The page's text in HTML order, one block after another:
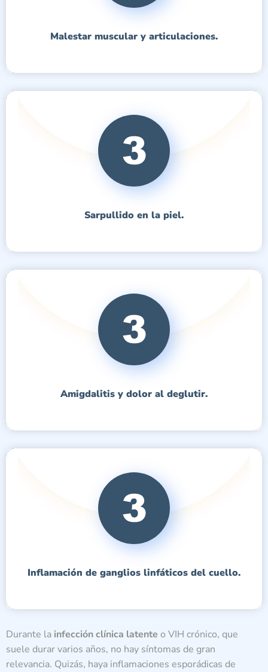
Malestar muscular y articulaciones.
Sarpullido en la piel.
Amigdalitis y dolor al deglutir.
Inflamación de ganglios linfáticos del cuello.
Durante la infección clínica latente o VIH crónico, que
suele durar varios años, no hay síntomas de gran
relevancia. Quizás, haya inflamaciones esporádicas de